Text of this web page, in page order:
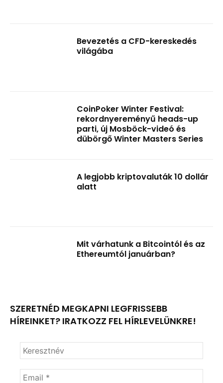
Bevezetés a CFD-kereskedés
világába
CoinPoker Winter Festival:
rekordnyereményű heads-up
parti, új Mosböck-videó és
dübörgő Winter Masters Series
A legjobb kriptovaluták 10 dollár
alatt
Mit várhatunk a Bitcointól és az
Ethereumtól januárban?
SZERETNÉD MEGKAPNI LEGFRISSEBB
HÍREINKET? IRATKOZZ FEL HÍRLEVELÜNKRE!